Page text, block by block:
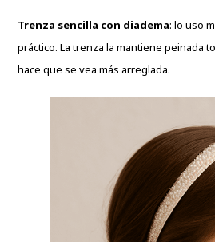
Trenza sencilla con diadema: lo uso
práctico. La trenza la mantiene peinada
hace que se vea más arreglada.